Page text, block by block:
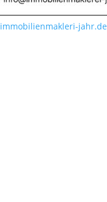
immobilienmakleri-jahr.de